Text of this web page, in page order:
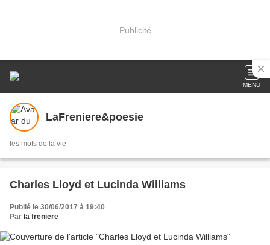
Publicité
MENU
LaFreniere&poesie
les mots de la vie
Charles Lloyd et Lucinda Williams
Publié le 30/06/2017 à 19:40
Par la freniere